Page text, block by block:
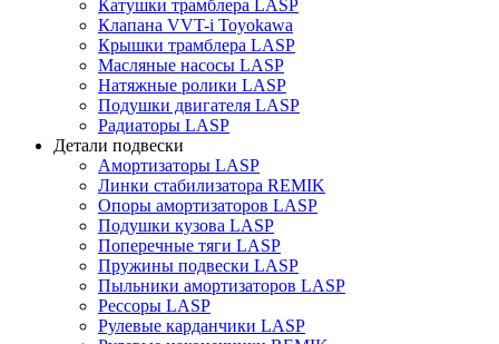
Катушки трамблера LASP
Клапана VVT-i Toyokawa
Крышки трамблера LASP
Масляные насосы LASP
Натяжные ролики LASP
Подушки двигателя LASP
Радиаторы LASP
Детали подвески
Амортизаторы LASP
Линки стабилизатора REMIK
Опоры амортизаторов LASP
Подушки кузова LASP
Поперечные тяги LASP
Пружины подвески LASP
Пыльники амортизаторов LASP
Рессоры LASP
Рулевые карданчики LASP